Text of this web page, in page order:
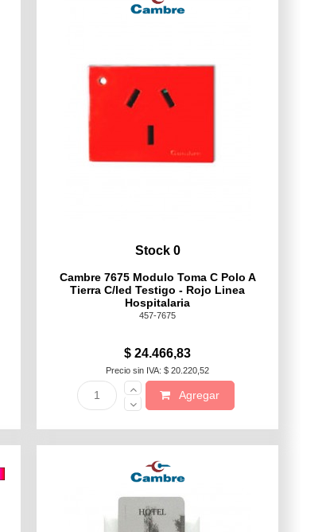
Stock 0
Cambre 7675 Modulo Toma C Polo A
Tierra C/led Testigo - Rojo Linea
Hospitalaria
457-7675
$ 24.466,83
Precio sin IVA: $ 20.220,52
Agregar